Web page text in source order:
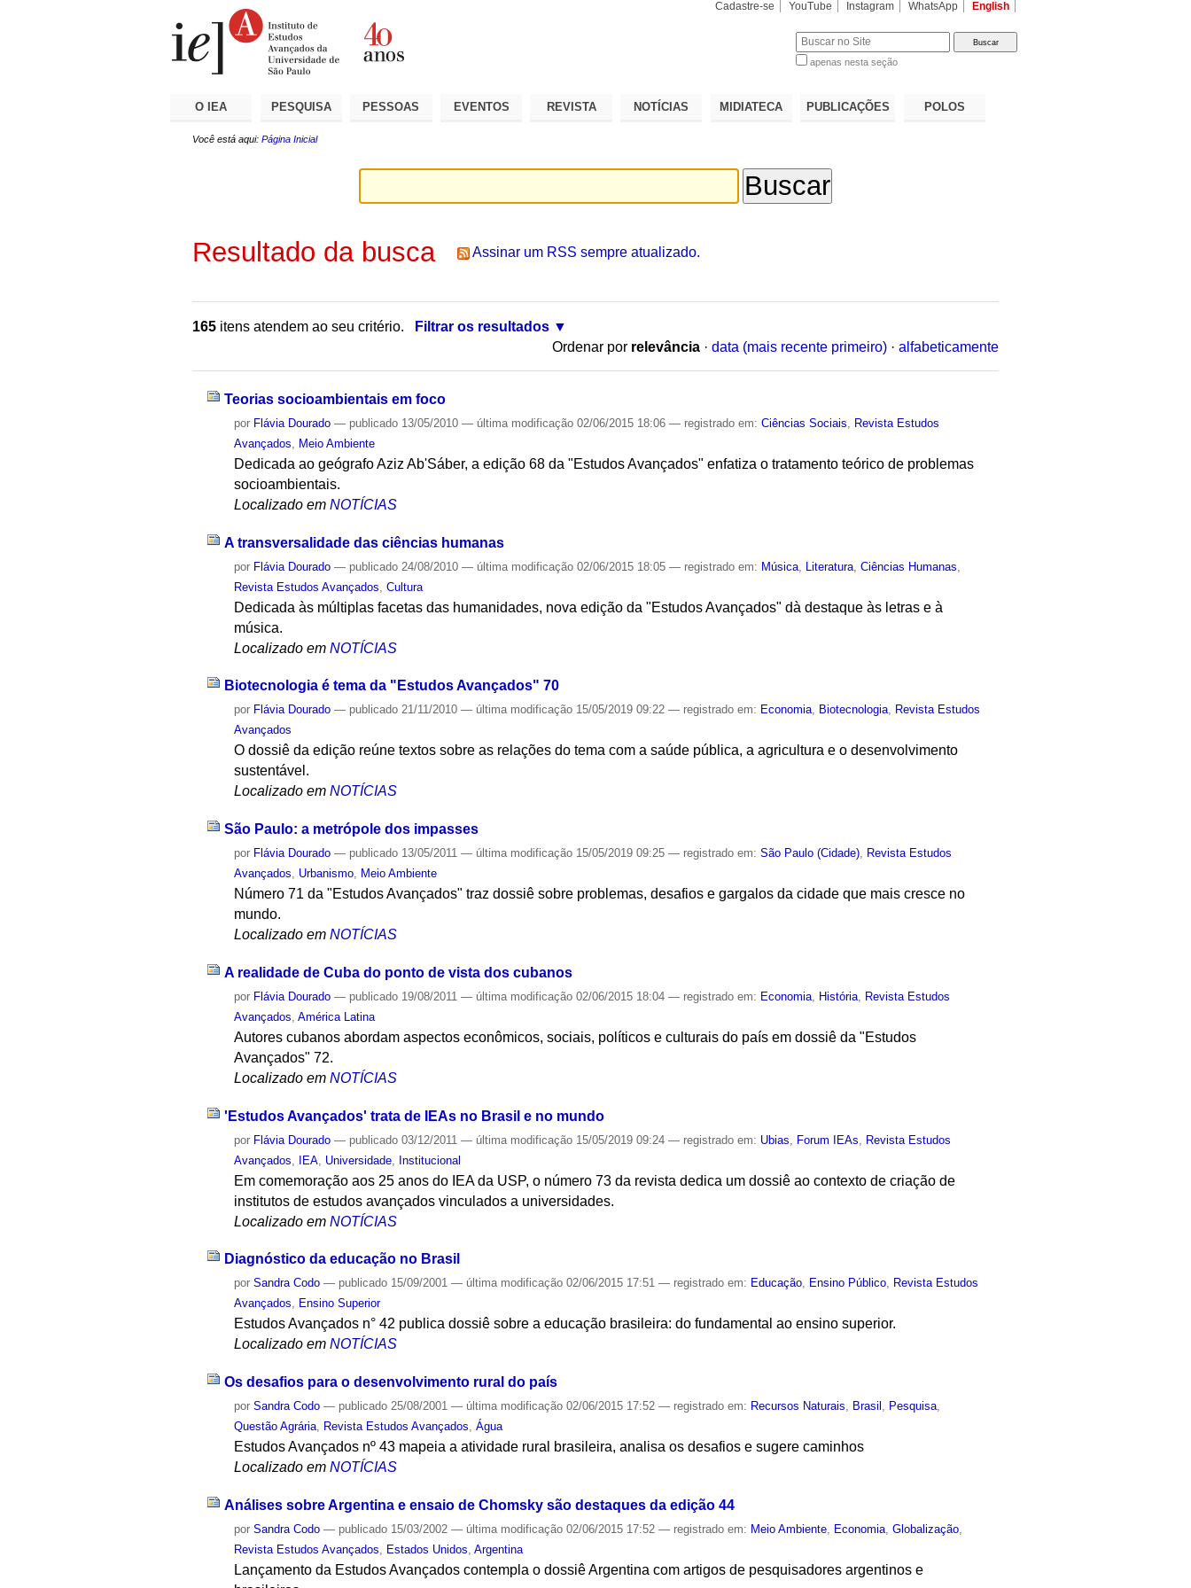
Cadastre-se YouTube Instagram WhatsApp English
apenas nesta seção
O IEA PESQUISA PESSOAS EVENTOS REVISTA NOTÍCIAS MIDIATECA PUBLICAÇÕES POLOS
Você está aqui: Página Inicial
Resultado da busca Assinar um RSS sempre atualizado.
165 itens atendem ao seu critério.
Filtrar os resultados
Ordenar por relevância · data (mais recente primeiro) · alfabeticamente
Teorias socioambientais em foco
por Flávia Dourado — publicado 13/05/2010— última modificação 02/06/2015 18:06— registrado em:Ciências Sociais
Revista Estudos
Avançados
Meio Ambiente
Dedicada ao geógrafo Aziz Ab'Sáber, a edição 68 da "Estudos Avançados" enfatiza o tratamento teórico de problemas
socioambientais.
Localizado em NOTÍCIAS
A transversalidade das ciências humanas
por Flávia Dourado — publicado 24/08/2010— última modificação 02/06/2015 18:05— registrado em: Música Literatura ,Ciências Humanas
Revista Estudos Avançados ,Cultura
Dedicada às múltiplas facetas das humanidades, nova edição da "Estudos Avançados" dà destaque às letras e à
música.
Localizado em NOTÍCIAS
Biotecnologia é tema da "Estudos Avançados" 70
por Flávia Dourado — publicado 21/11/2010— última modificação 15/05/2019 09:22— registrado em: Economia, Biotecnologia, Revista Estudos
Avançados
O dossiê da edição reúne textos sobre as relações do tema com a saúde pública, a agricultura e o desenvolvimento
sustentável.
Localizado em NOTÍCIAS
São Paulo: a metrópole dos impasses
por Flávia Dourado — publicado 13/05/2011— última modificação 15/05/2019 09:25— registrado em:São Paulo (Cidade), Revista Estudos
Avançados, Urbanismo, Meio Ambiente
Número 71 da "Estudos Avançados" traz dossiê sobre problemas, desafios e gargalos da cidade que mais cresce no
mundo.
Localizado em NOTÍCIAS
A realidade de Cuba do ponto de vista dos cubanos
por Flávia Dourado — publicado 19/08/2011— última modificação 02/06/2015 18:04— registrado em: Economia História
Revista Estudos
Avançados ,América Latina
Autores cubanos abordam aspectos econômicos, sociais, políticos e culturais do país em dossiê da "Estudos
Avançados" 72.
Localizado em NOTÍCIAS
'Estudos Avançados' trata de IEAs no Brasil e no mundo
por Flávia Dourado — publicado 03/12/2011— última modificação 15/05/2019 09:24— registrado em: Ubias Forum IEAs
Revista Estudos
Avançados
IEA Universidade Institucional
Em comemoração aos 25 anos do IEA da USP, o número 73 da revista dedica um dossiê ao contexto de criação de
institutos de estudos avançados vinculados a universidades.
Localizado em NOTÍCIAS
Diagnóstico da educação no Brasil
porSandra Codo — publicado 15/09/2001— última modificação 02/06/2015 17:51— registrado em: Educação, Ensino Público, Revista Estudos
Avançados, Ensino Superior
Estudos Avançados n° 42 publica dossiê sobre a educação brasileira: do fundamental ao ensino superior.
Localizado em NOTÍCIAS
Os desafios para o desenvolvimento rural do país
porSandra Codo — publicado 25/08/2001— última modificação 02/06/2015 17:52— registrado em: Recursos Naturais Brasil Pesquisa
Questão Agrária
Revista Estudos Avançados ,Água
Estudos Avançados nº 43 mapeia a atividade rural brasileira, analisa os desafios e sugere caminhos
Localizado em NOTÍCIAS
Análises sobre Argentina e ensaio de Chomsky são destaques da edição 44
porSandra Codo — publicado 15/03/2002— última modificação 02/06/2015 17:52— registrado em: Meio Ambiente Economia ,Globalização
Revista Estudos Avançados
Estados Unidos ,Argentina
Lançamento da Estudos Avançados contempla o dossiê Argentina com artigos de pesquisadores argentinos e